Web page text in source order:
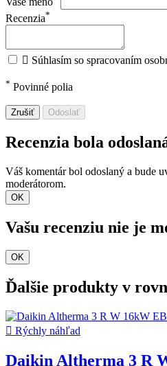
Recenzia*
 Súhlasím so spracovaním
* Povinné polia
Zrušiť Odoslať
Recenzia bola
Váš komentár bol odoslaný a bude
moderátorom.
OK
Vašu recenziu nie je
OK
Ďalšie produkty v
 Rýchly náhľad
Daikin Altherma 3 R